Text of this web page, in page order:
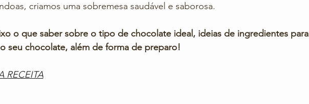
criamos uma sobremesa saudável e saborosa.
o que saber sobre o tipo de chocolate ideal, ideias de ingredientes para
seu chocolate, além de forma de preparo!
RECEITA